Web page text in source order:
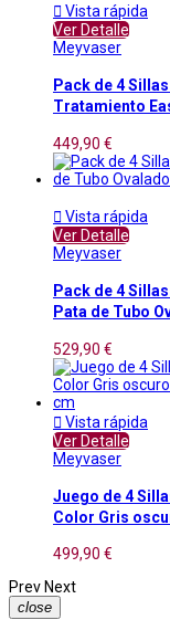
 Vista rápida
Ver Detalle
Meyvaser
Pack de 4
Tratamiento
449,90 €
 Vista rápida
Ver Detalle
Meyvaser
Pack de 4
Pata de Tubo
529,90 €
 Vista rápida
Ver Detalle
Meyvaser
Juego de 4
Color Gris
499,90 €
Prev Next
close